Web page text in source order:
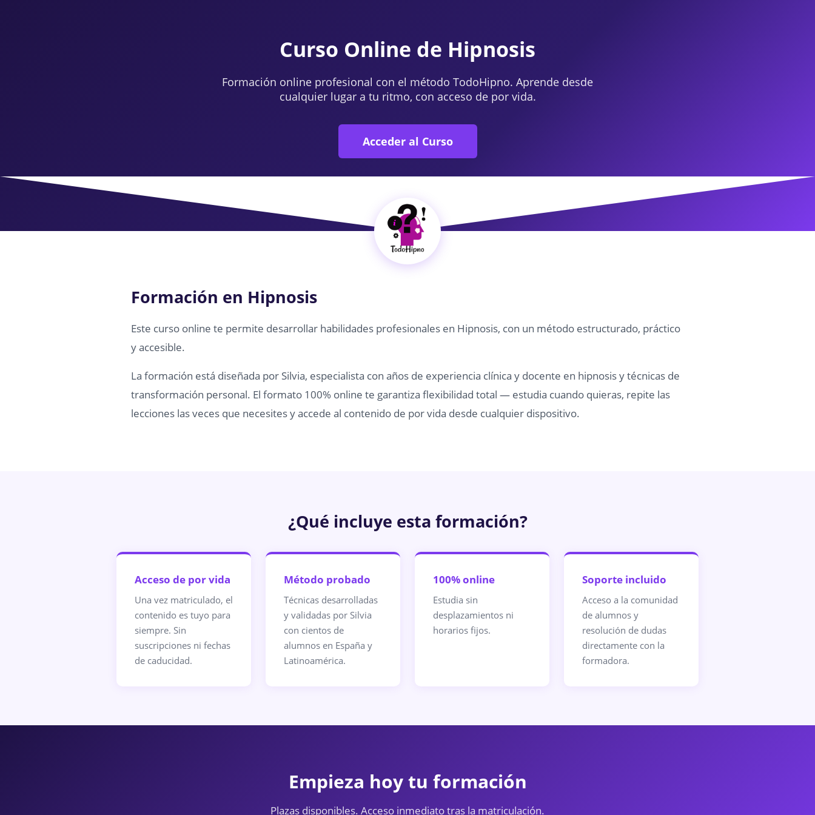
Curso Online de Hipnosis
Formación online profesional con el método TodoHipno. Aprende desde
cualquier lugar a tu ritmo, con acceso de por vida.
Acceder al Curso
Formación en Hipnosis
Este curso online te permite desarrollar habilidades profesionales en Hipnosis, con un método estructurado, práctico
y accesible.
La formación está diseñada por Silvia, especialista con años de experiencia clínica y docente en hipnosis y técnicas de
transformación personal. El formato 100% online te garantiza flexibilidad total — estudia cuando quieras, repite las
lecciones las veces que necesites y accede al contenido de por vida desde cualquier dispositivo.
¿Qué incluye esta formación?
Acceso de por vida
Una vez matriculado, el
contenido es tuyo para
siempre. Sin
suscripciones ni fechas
de caducidad.
Método probado
Técnicas desarrolladas
y validadas por Silvia
con cientos de
alumnos en España y
Latinoamérica.
100% online
Estudia sin
desplazamientos ni
horarios fijos.
Soporte incluido
Acceso a la comunidad
de alumnos y
resolución de dudas
directamente con la
formadora.
Empieza hoy tu formación
Plazas disponibles. Acceso inmediato tras la matriculación.